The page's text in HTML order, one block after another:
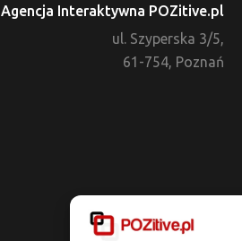
Agencja Interaktywna POZitive.pl
ul. Szyperska 3/5,
61-754, Poznań